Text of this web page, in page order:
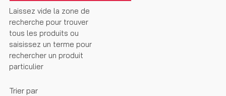
Laissez vide la zone de
recherche pour trouver
tous les produits ou
saisissez un terme pour
rechercher un produit
particulier
Trier par